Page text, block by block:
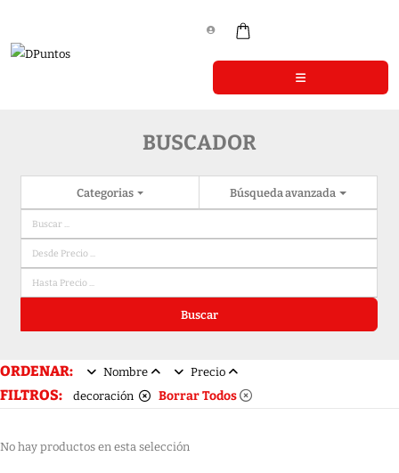
BUSCADOR
Categorias Búsqueda avanzada
Buscar
ORDENAR: Nombre Precio
FILTROS: decoración Borrar Todos
No hay productos en esta selección